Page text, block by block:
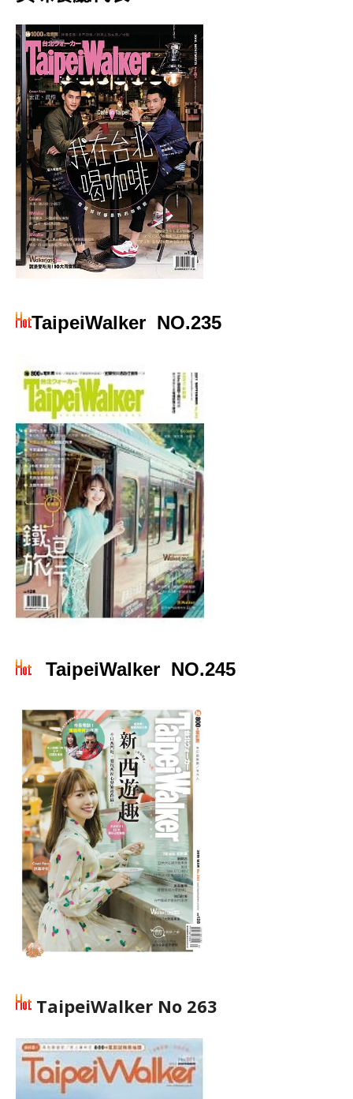
TaipeiWalker NO.235
TaipeiWalker NO.245
TaipeiWalker No 263